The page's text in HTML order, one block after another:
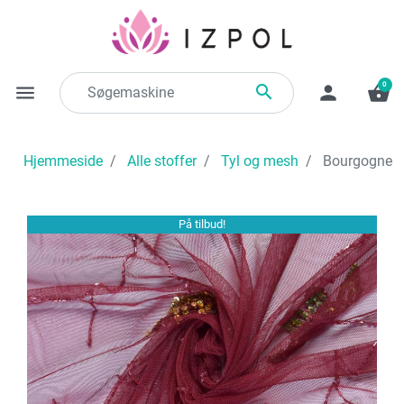
menu  person shopping_basket
0
Hjemmeside Alle stoffer Tyl og mesh Bourgogne
På tilbud!